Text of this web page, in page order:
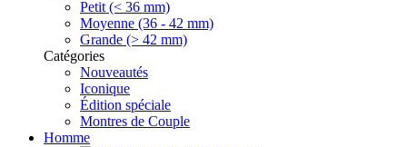
Petit (< 36 mm)
Moyenne (36 - 42 mm)
Grande (> 42 mm)
Catégories
Nouveautés
Iconique
Édition spéciale
Montres de Couple
Homme